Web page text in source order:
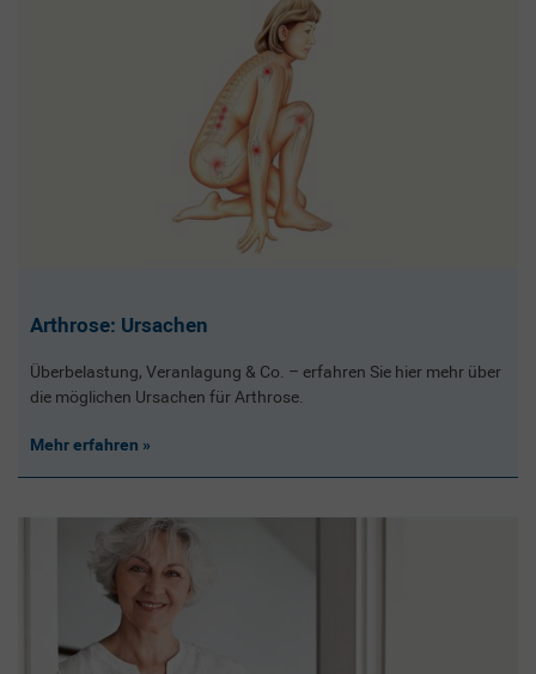
Arthrose: Ursachen
Überbelastung, Veranlagung & Co. – erfahren Sie hier mehr über
die möglichen Ursachen für Arthrose.
Mehr erfahren